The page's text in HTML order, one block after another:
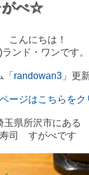
べ☆
こんにちは！
ランド・ワンです。
「randowan3」 更
ージはこちらをク
玉県所沢市にある
寿司 すがべです